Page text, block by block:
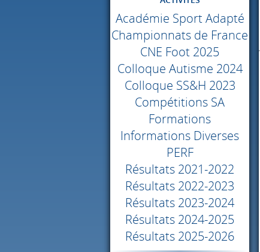
Académie Sport Adapté
Championnats de France
CNE Foot 2025
Colloque Autisme 2024
Colloque SS&H 2023
Compétitions SA
Formations
Informations Diverses
PERF
Résultats 2021-2022
Résultats 2022-2023
Résultats 2023-2024
Résultats 2024-2025
Résultats 2025-2026